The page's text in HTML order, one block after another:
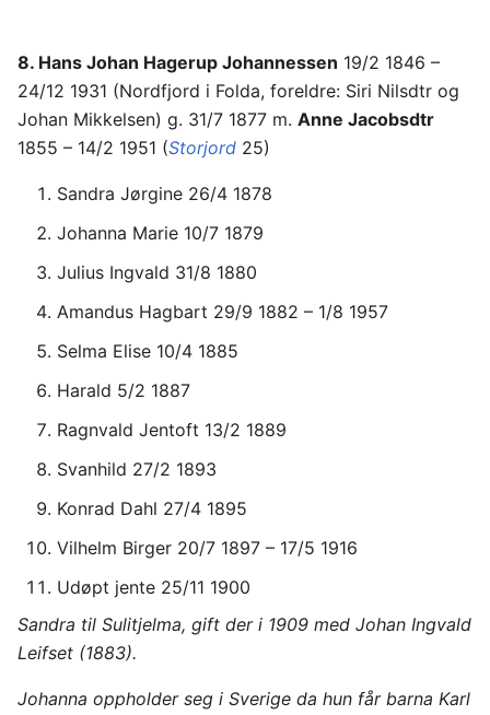
8. Hans Johan Hagerup Johannessen 19/2 1846 –
24/12 1931 (Nordfjord i Folda, foreldre: Siri Nilsdtr og
Johan Mikkelsen) g. 31/7 1877 m. Anne Jacobsdtr
1855 – 14/2 1951 (Storjord 25)
Sandra Jørgine 26/4 1878
Johanna Marie 10/7 1879
Julius Ingvald 31/8 1880
Amandus Hagbart 29/9 1882 – 1/8 1957
Selma Elise 10/4 1885
Harald 5/2 1887
Ragnvald Jentoft 13/2 1889
Svanhild 27/2 1893
Konrad Dahl 27/4 1895
Vilhelm Birger 20/7 1897 – 17/5 1916
Udøpt jente 25/11 1900
Sandra til Sulitjelma, gift der i 1909 med Johan Ingvald
Leifset (1883).
Johanna oppholder seg i Sverige da hun får barna Karl